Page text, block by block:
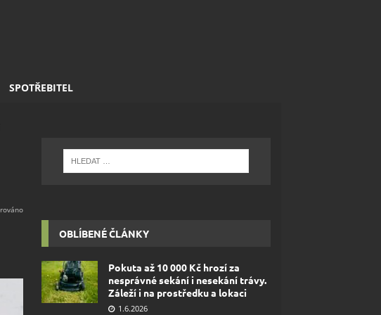
SPOTŘEBITEL
OBLÍBENÉ ČLÁNKY
Pokuta až 10 000 Kč hrozí za
nesprávné sekání i nesekání trávy.
Záleží i na prostředku a lokaci
1.6.2026